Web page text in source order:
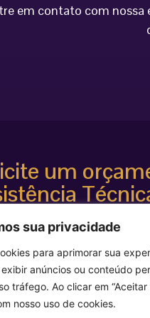
sua privacidade
para aprimorar sua
anúncios ou conteúdo
tráfego. Ao clicar em “Aceitar
nosso uso de cookies.
em contato com nossa
um
técnico avançado
para equipamentos
e segurança técnica
contato agora mesmo e
Alma Laser.